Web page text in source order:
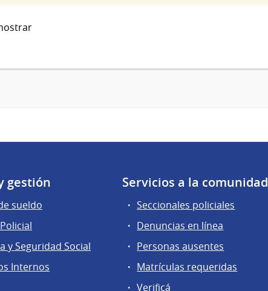
gestión
sueldo
y Seguridad Social
Internos
Servicios a la comunidad
Seccionales policiales
Denuncias en línea
Personas ausentes
Matrículas requeridas
Verificá